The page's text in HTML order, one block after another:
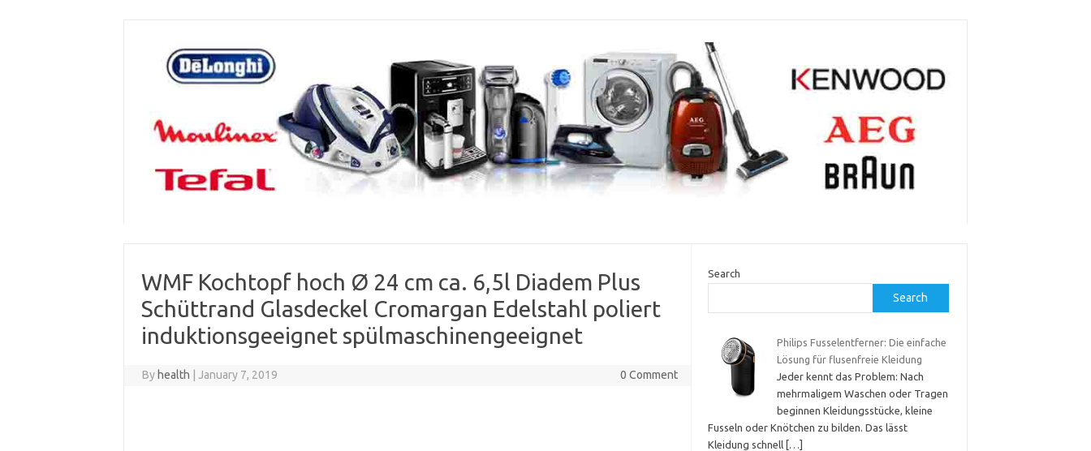
WMF Kochtopf hoch Ø 24 cm ca. 6,5l Diadem Plus
Schüttrand Glasdeckel Cromargan Edelstahl poliert
induktionsgeeignet spülmaschinengeeignet
By health January 7, 2019 0 Comment
Search
Search
Philips Fusselentferner: Die einfache
Lösung für flusenfreie Kleidung
Jeder kennt das Problem: Nach
mehrmaligem Waschen oder Tragen
beginnen Kleidungsstücke, kleine
Fusseln oder Knötchen zu bilden. Das lässt
Kleidung schnell […]